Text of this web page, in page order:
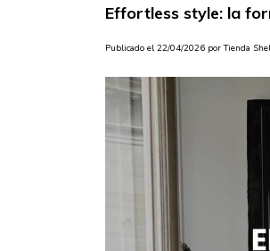
Effortless style: la
Publicado el 22/04/2026 por Tienda